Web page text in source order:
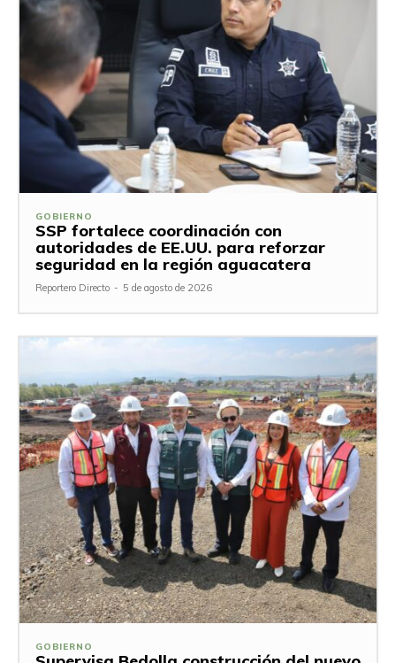
GOBIERNO
SSP fortalece coordinación con
autoridades de EE.UU. para reforzar
seguridad en la región aguacatera
Reportero Directo - 5 de agosto de 2026
GOBIERNO